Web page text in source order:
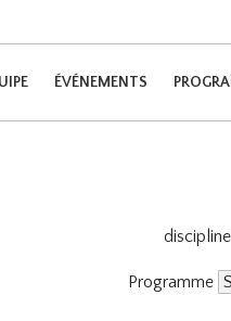
ÉVÉNEMENTS
discipline
Programme